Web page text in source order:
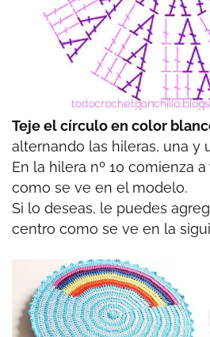
Teje el círculo en color
alternando las hileras, una y
En la hilera nº 10 comienza a
como se ve en el modelo.
Si lo deseas, le puedes
centro como se ve en la